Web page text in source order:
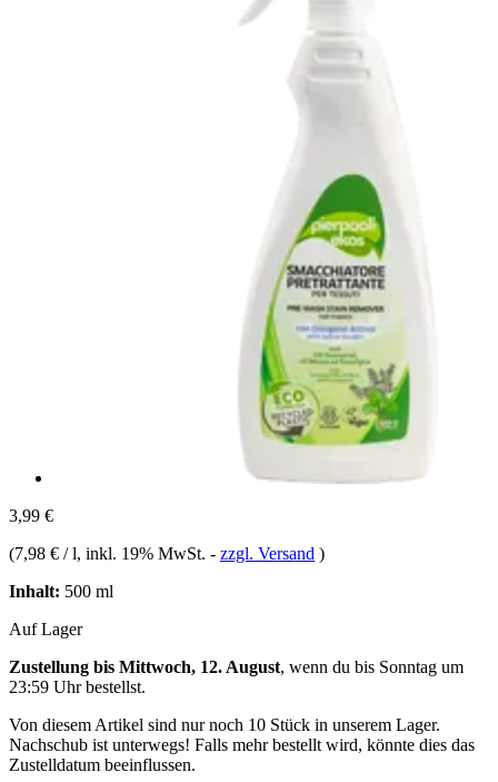
3,99 €
(7,98 € / l, inkl. 19% MwSt. - zzgl. Versand )
Inhalt: 500 ml
Auf Lager
Zustellung bis Mittwoch, 12. August, wenn du bis Sonntag um
23:59 Uhrbestellst.
Von diesem Artikel sind nur noch 10 Stück in unserem Lager.
Nachschub ist unterwegs! Falls mehr bestellt wird, könnte dies das
Zustelldatum beeinflussen.